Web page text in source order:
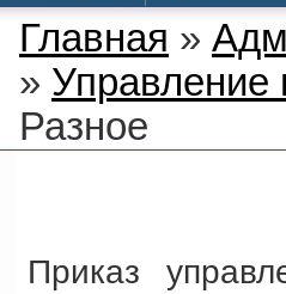
Главная »
» Управление
Разное
Приказ